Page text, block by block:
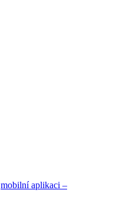
mobilní aplikaci –